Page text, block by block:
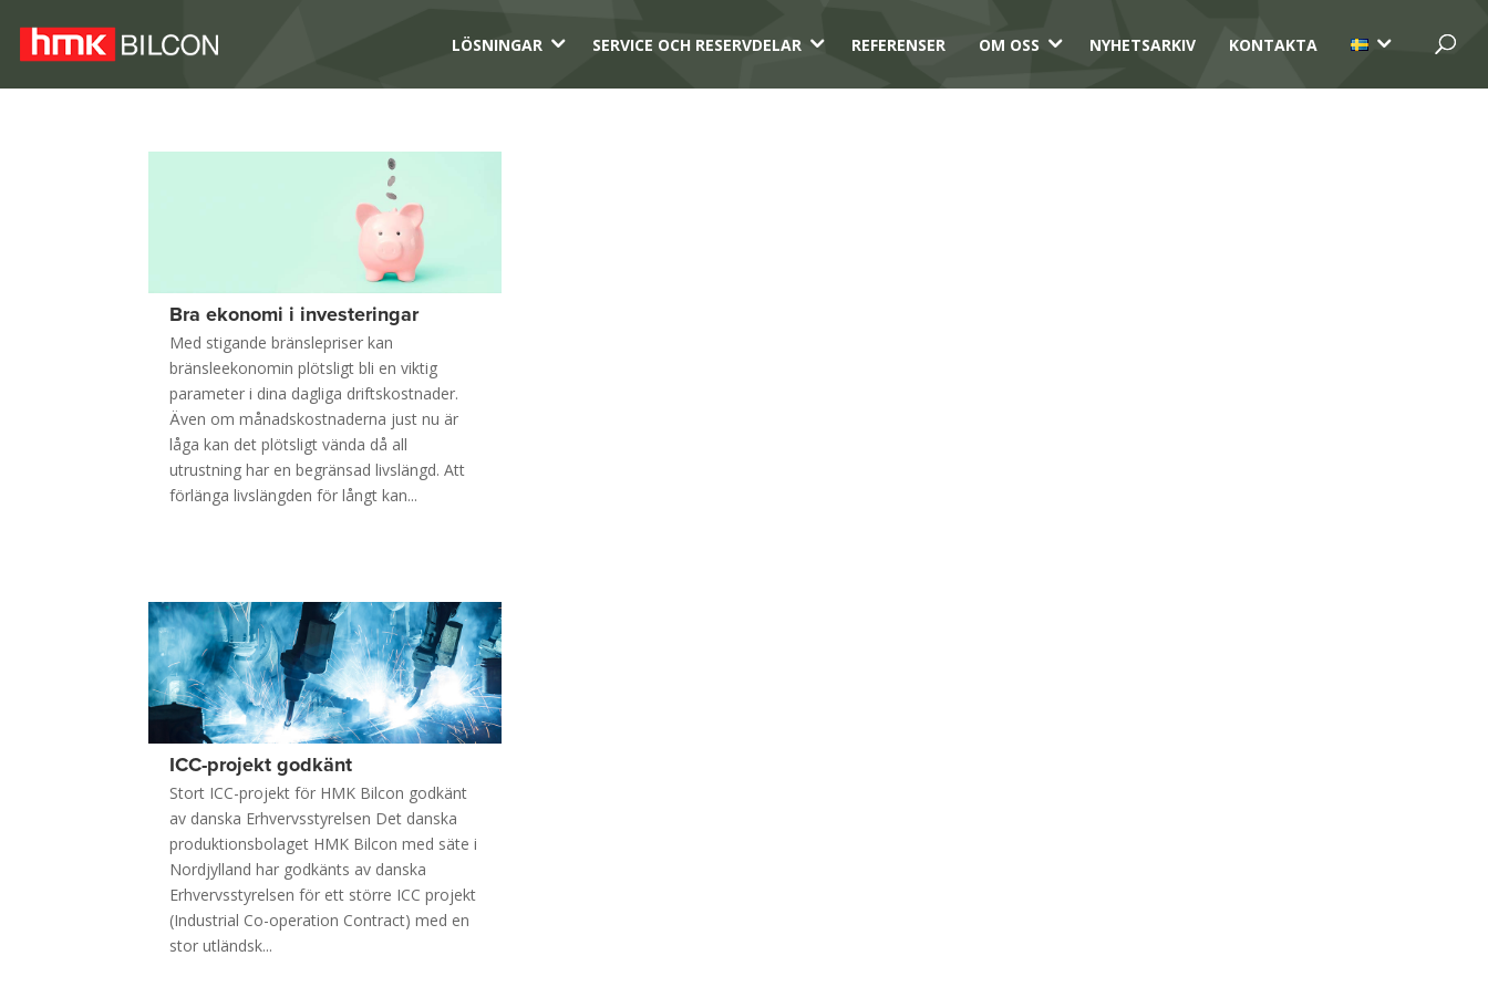
LÖSNINGAR 3 SERVICE OCH RESERVDELAR 3 REFERENSER OM OSS 3 NYHETSARKIV KONTAKTA 3
Bra ekonomi i investeringar
Med stigande bränslepriser kan
bränsleekonomin plötsligt bli en viktig
parameter i dina dagliga driftskostnader.
Även om månadskostnaderna just nu är
låga kan det plötsligt vända då all
utrustning har en begränsad livslängd. Att
förlänga livslängden för långt kan...
ICC-projekt godkänt
Stort ICC-projekt för HMK Bilcon godkänt
av danska Erhvervsstyrelsen Det danska
produktionsbolaget HMK Bilcon med säte i
Nordjylland har godkänts av danska
Erhvervsstyrelsen för ett större ICC projekt
(Industrial Co-operation Contract) med en
stor utländsk...